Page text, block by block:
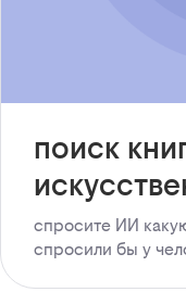
поиск
спросите ИИ
спросили бы у